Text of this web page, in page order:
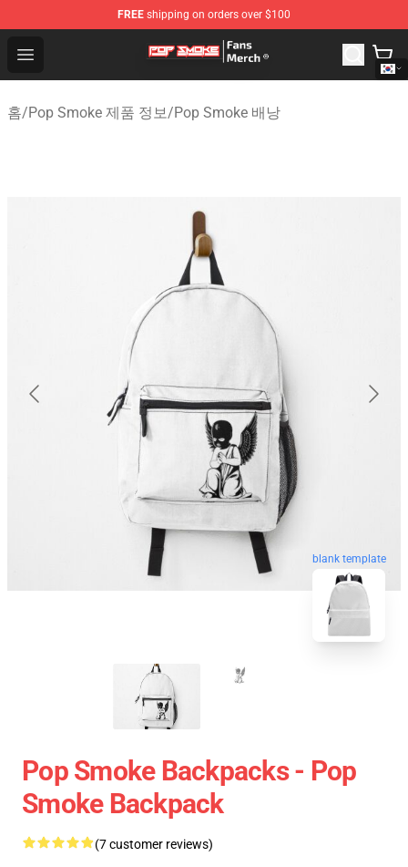
FREE shipping on orders over $100
Open menu
Pop Smoke Store - Official Pop Smoke Merchandise
홈/Pop Smoke 제품 정보/Pop Smoke 배낭
blank template
Pop Smoke Backpacks - Pop
Smoke Backpack
(7 customer reviews)